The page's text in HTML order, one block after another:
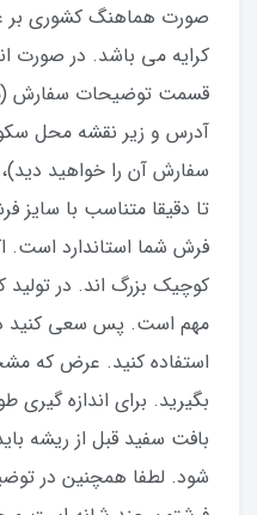
صورت هماهنگ کشوری
کرایه می باشد. در صورت
قسمت توضیحات سفارش
آدرس و زیر نقشه محل
سفارش آن را خواهید
تا دقیقا متناسب با سایز
فرش شما استاندارد است.
کوچیک بزرگ اند. در
مهم است. پس سعی کنید در
استفاده کنید‌. عرض که
بگیرید. برای اندازه
بافت سفید قبل از ریشه
شود. لطفا همچنین در